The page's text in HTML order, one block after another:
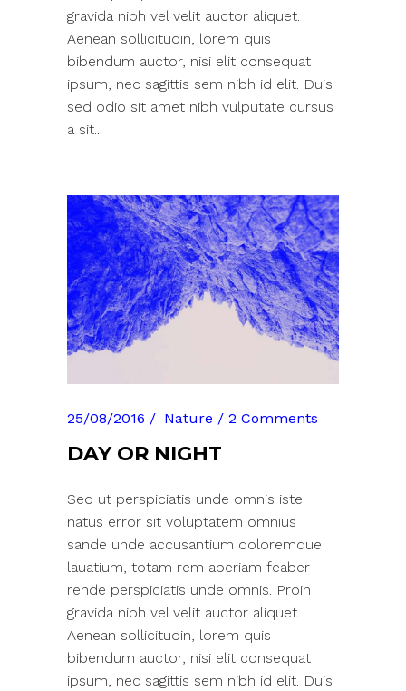
gravida nibh vel velit auctor aliquet.
Aenean sollicitudin, lorem quis
bibendum auctor, nisi elit consequat
ipsum, nec sagittis sem nibh id elit. Duis
sed odio sit amet nibh vulputate cursus
a sit...
25/08/2016 Nature 2 Comments
DAY OR NIGHT
Sed ut perspiciatis unde omnis iste
natus error sit voluptatem omnius
sande unde accusantium doloremque
lauatium, totam rem aperiam feaber
rende perspiciatis unde omnis. Proin
gravida nibh vel velit auctor aliquet.
Aenean sollicitudin, lorem quis
bibendum auctor, nisi elit consequat
ipsum, nec sagittis sem nibh id elit. Duis